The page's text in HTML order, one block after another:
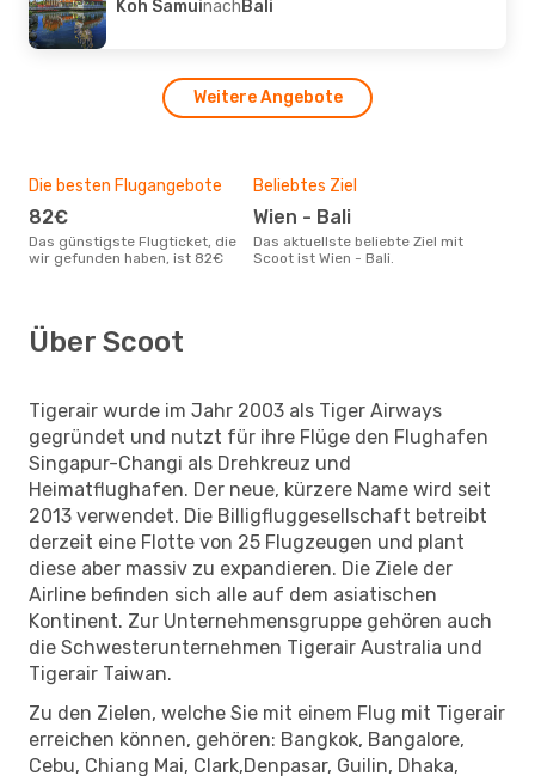
Koh SamuinachBali
Weitere Angebote
Die besten Flugangebote
82€
Das günstigste Flugticket, die
wir gefunden haben, ist 82€
Beliebtes Ziel
Wien - Bali
Das aktuellste beliebte Ziel mit
Scoot ist Wien - Bali.
Über Scoot
Tigerair wurde im Jahr 2003 als Tiger Airways
gegründet und nutzt für ihre Flüge den Flughafen
Singapur-Changi als Drehkreuz und
Heimatflughafen. Der neue, kürzere Name wird seit
2013 verwendet. Die Billigfluggesellschaft betreibt
derzeit eine Flotte von 25 Flugzeugen und plant
diese aber massiv zu expandieren. Die Ziele der
Airline befinden sich alle auf dem asiatischen
Kontinent. Zur Unternehmensgruppe gehören auch
die Schwesterunternehmen Tigerair Australia und
Tigerair Taiwan.
Zu den Zielen, welche Sie mit einem Flug mit Tigerair
erreichen können, gehören: Bangkok, Bangalore,
Cebu, Chiang Mai, Clark,Denpasar, Guilin, Dhaka,